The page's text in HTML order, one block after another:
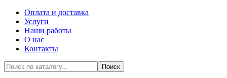
Оплата и доставка
Услуги
Наши работы
О нас
Контакты